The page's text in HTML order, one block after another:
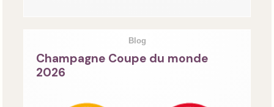
Blog
Champagne Coupe du monde
2026